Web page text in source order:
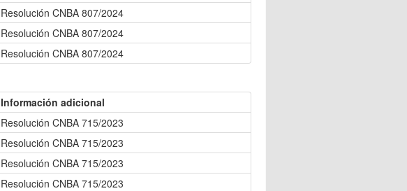
Resolución CNBA 807/2024
Resolución CNBA 807/2024
Resolución CNBA 807/2024
Información adicional
Resolución CNBA 715/2023
Resolución CNBA 715/2023
Resolución CNBA 715/2023
Resolución CNBA 715/2023